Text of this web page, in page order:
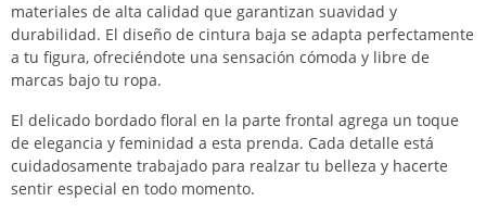
materiales de alta calidad que garantizan suavidad y
durabilidad. El diseño de cintura baja se adapta perfectamente
a tu figura, ofreciéndote una sensación cómoda y libre de
marcas bajo tu ropa.
El delicado bordado floral en la parte frontal agrega un toque
de elegancia y feminidad a esta prenda. Cada detalle está
cuidadosamente trabajado para realzar tu belleza y hacerte
sentir especial en todo momento.